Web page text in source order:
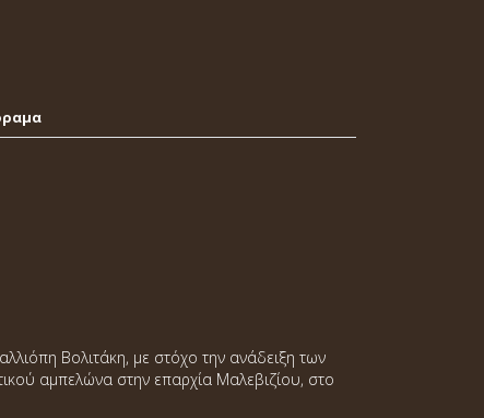
Βολιτάκη, με στόχο την ανάδειξη των
αμπελώνα στην επαρχία Μαλεβιζίου, στο